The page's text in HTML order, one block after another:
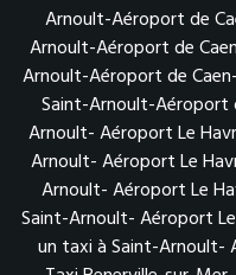
Arnoult-Aéroport de
Arnoult-Aéroport de
Arnoult-Aéroport de
Saint-Arnoult-Aéroport
Arnoult- Aéroport Le
Arnoult- Aéroport Le
Arnoult- Aéroport Le
Saint-Arnoult- Aéroport
un taxi à Saint-Arnoult-